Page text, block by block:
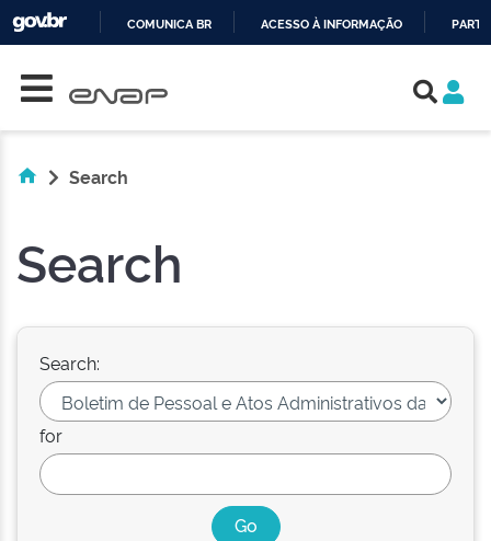
COMUNICA BR ACESSO À INFORMAÇÃO
Search
Search
Search:
for